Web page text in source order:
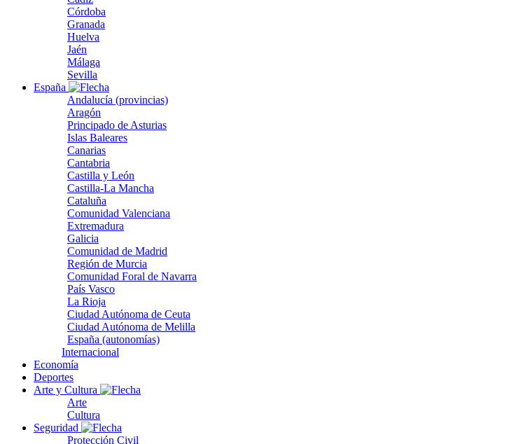
Córdoba
Granada
Huelva
Jaén
Málaga
Sevilla
España
Andalucía (provincias)
Aragón
Principado de Asturias
Islas Baleares
Canarias
Cantabria
Castilla y León
Castilla-La Mancha
Cataluña
Comunidad Valenciana
Extremadura
Galicia
Comunidad de Madrid
Región de Murcia
Comunidad Foral de Navarra
País Vasco
La Rioja
Ciudad Autónoma de Ceuta
Ciudad Autónoma de Melilla
España (autonomías)
Internacional
Economía
Deportes
Arte y Cultura
Arte
Cultura
Seguridad
Protección Civil